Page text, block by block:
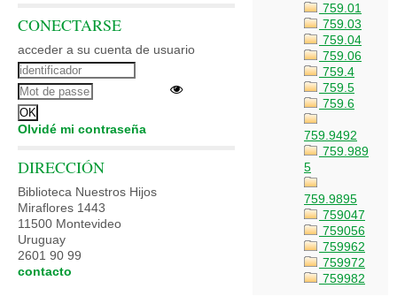
759.01
759.03
759.04
759.06
759.4
759.5
759.6
759.9492
759.989
5
759.9895
759047
759056
759962
759972
759982
CONECTARSE
acceder a su cuenta de usuario
Olvidé mi contraseña
DIRECCIÓN
Biblioteca Nuestros Hijos
Miraflores 1443
11500 Montevideo
Uruguay
2601 90 99
contacto